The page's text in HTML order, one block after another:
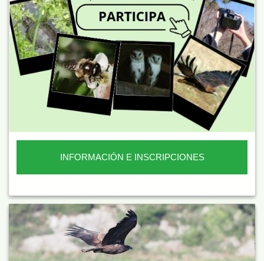
INFORMACIÓN E INSCRIPCIONES